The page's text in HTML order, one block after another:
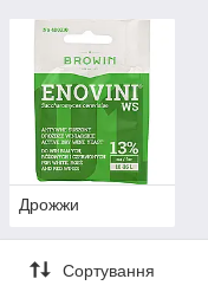
Дрожжи
Сортування